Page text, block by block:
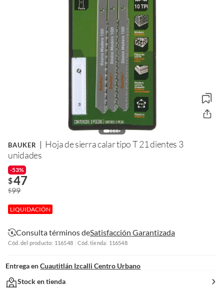
BAUKER
Hoja de sierra calar tipo T 21 dientes 3
unidades
-53%
$47
$99
LIQUIDACIÓN
Consulta términos deSatisfacción Garantizada
Cód. del producto: 116548 Cód. tienda: 116548
Entrega en Cuautitlán Izcalli Centro Urbano
Stock en tienda